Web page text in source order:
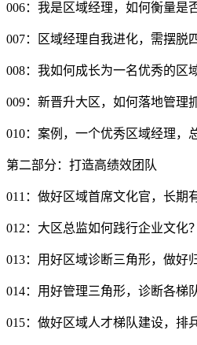
006：我是区域经理，如何衡量是
007：区域经理自我进化，需摆脱
008：我如何成长为一名优秀的区
009：新晋升大区，如何落地管理
010：案例，一个优秀区域经理，
第二部分：打造高绩效团队
011：做好区域首席文化官，长期
012：大区总监如何践行企业文化？
013：用好区域诊断三角形，做好
014：用好管理三角形，诊断各梯
015：做好区域人才梯队建设，排